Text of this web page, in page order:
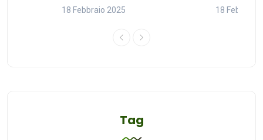
18 Febbraio 2025 18 Febbraio
Tag